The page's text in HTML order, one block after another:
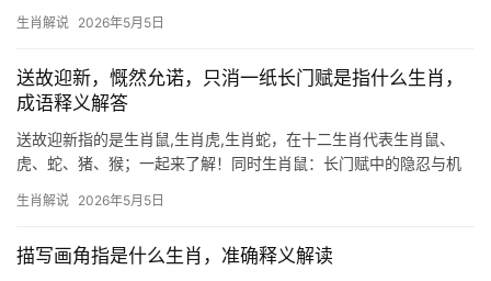
天生擅藏匿，佛家\”遁世\”恰似其避险本能，2026年逢太岁相冲，属
生肖解说 2026年5月5日
送故迎新，慨然允诺，只消一纸长门赋是指什么生肖，
成语释义解答
送故迎新指的是生肖鼠,生肖虎,生肖蛇，在十二生肖代表生肖鼠、
虎、蛇、猪、猴；一起来了解！同时生肖鼠：长门赋中的隐忍与机
心，其中暗藏的\”隐忍蛰伏\”之意，恰似生肖鼠的生存智慧，鼠为十
生肖解说 2026年5月5日
描写画角指是什么生肖，准确释义解读